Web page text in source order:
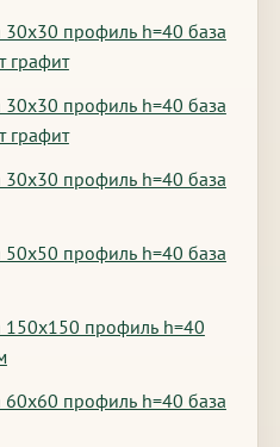
30х30 профиль h=40 база
графит
30х30 профиль h=40 база
графит
30х30 профиль h=40 база
50х50 профиль h=40 база
150х150 профиль h=40
60х60 профиль h=40 база